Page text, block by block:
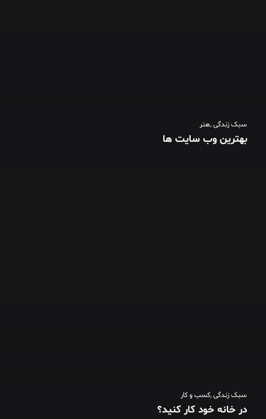
سبک زندگی,هنر
بهترین وب سایت ها
سبک زندگی,کسب و کار
در خانه خود کار کنید؟